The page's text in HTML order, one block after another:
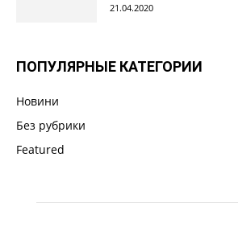
21.04.2020
ПОПУЛЯРНЫЕ КАТЕГОРИИ
Новини
Без рубрики
Featured